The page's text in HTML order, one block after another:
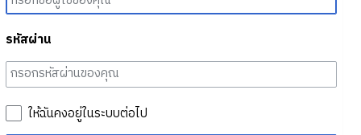
รหัสผ่าน
ให้ฉันคงอยู่ในระบบต่อไป